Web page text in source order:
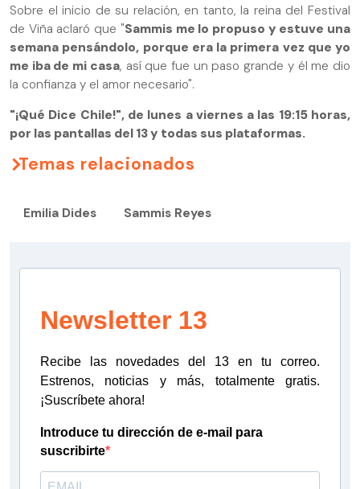
Sobre el inicio de su relación, en tanto, la reina del Festival
de Viña aclaró que "Sammis me lo propuso y estuve una
semana pensándolo, porque era la primera vez que yo
me iba de mi casa, así que fue un paso grande y él me dio
la confianza y el amor necesario".
"¡Qué Dice Chile!", de lunes a viernes a las 19:15 horas,
por las pantallas del 13 y todas sus plataformas.
Temas relacionados
Emilia Dides Sammis Reyes
Newsletter 13
Recibe las novedades del 13 en tu correo.
Estrenos, noticias y más, totalmente gratis.
¡Suscríbete ahora!
Introduce tu dirección de e-mail para
suscribirte